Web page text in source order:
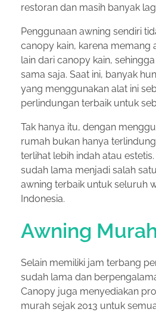
restoran dan masih banyak
Penggunaan awning sendiri
canopy kain, karena memang
lain dari canopy kain,
sama saja. Saat ini, banyak
yang menggunakan alat ini
perlindungan terbaik untuk
Tak hanya itu, dengan
rumah bukan hanya
terlihat lebih indah atau
sudah lama menjadi salah
awning terbaik untuk seluruh
Indonesia.
Awning
Selain memiliki jam terbang
sudah lama dan
Canopy juga menyediakan
murah sejak 2013 untuk